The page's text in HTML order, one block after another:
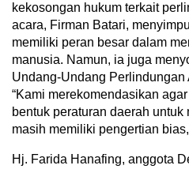
kekosongan hukum terkait
acara, Firman Batari,
memiliki peran besar dalam
manusia. Namun, ia juga
Undang-Undang Perlindungan
“Kami merekomendasikan
bentuk peraturan daerah
masih memiliki pengertian
Hj. Farida Hanafing, anggota